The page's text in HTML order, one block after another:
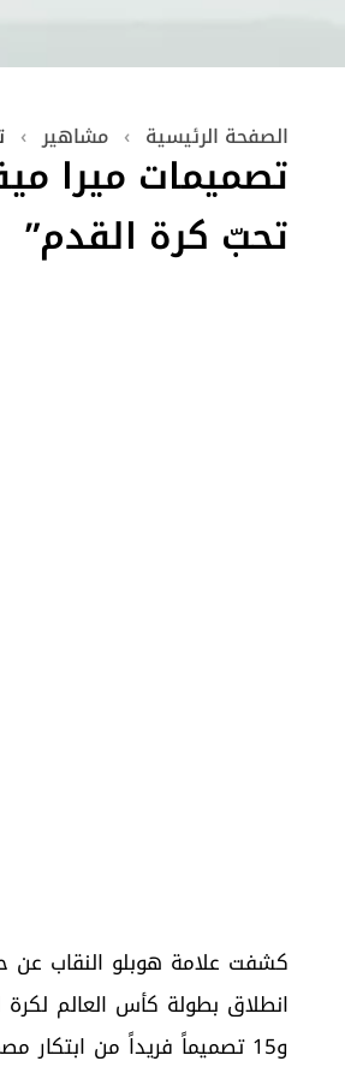
الصفحة الرئيسية › مشاهير ›
تصميمات ميرا
تحبّ كرة القدم”
و15 تصميماً فريداً من ابتكار مصممة الأزياء ميرا ميقاتي.